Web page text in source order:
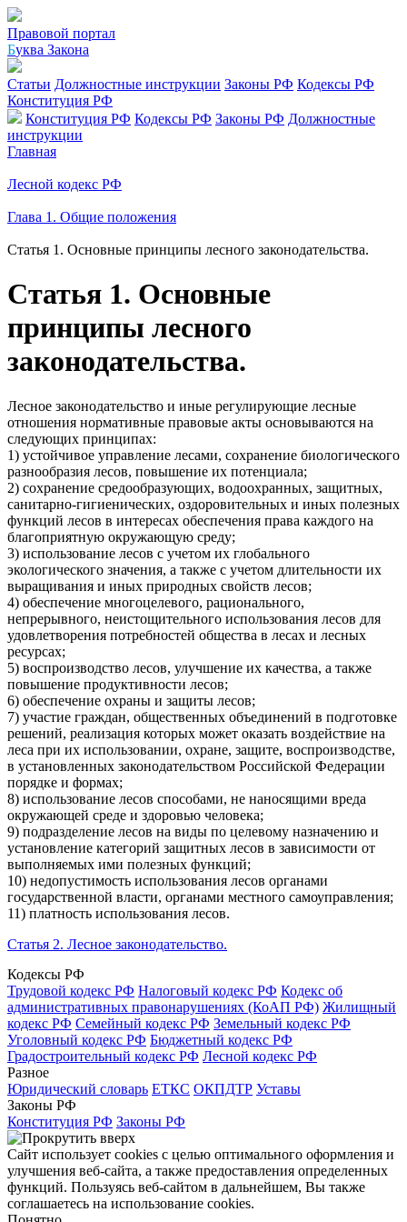
Правовой портал
Буква Закона
Статьи Должностные инструкции Законы РФ Кодексы РФ
Конституция РФ
Конституция РФ Кодексы РФ Законы РФ Должностные
инструкции
Главная
Лесной кодекс РФ
Глава 1. Общие положения
Статья 1. Основные принципы лесного законодательства.
Статья 1. Основные
принципы лесного
законодательства.
Лесное законодательство и иные регулирующие лесные
отношения нормативные правовые акты основываются на
следующих принципах:
1) устойчивое управление лесами, сохранение биологического
разнообразия лесов, повышение их потенциала;
2) сохранение средообразующих, водоохранных, защитных,
санитарно-гигиенических, оздоровительных и иных полезных
функций лесов в интересах обеспечения права каждого на
благоприятную окружающую среду;
3) использование лесов с учетом их глобального
экологического значения, а также с учетом длительности их
выращивания и иных природных свойств лесов;
4) обеспечение многоцелевого, рационального,
непрерывного, неистощительного использования лесов для
удовлетворения потребностей общества в лесах и лесных
ресурсах;
5) воспроизводство лесов, улучшение их качества, а также
повышение продуктивности лесов;
6) обеспечение охраны и защиты лесов;
7) участие граждан, общественных объединений в подготовке
решений, реализация которых может оказать воздействие на
леса при их использовании, охране, защите, воспроизводстве,
в установленных законодательством Российской Федерации
порядке и формах;
8) использование лесов способами, не наносящими вреда
окружающей среде и здоровью человека;
9) подразделение лесов на виды по целевому назначению и
установление категорий защитных лесов в зависимости от
выполняемых ими полезных функций;
10) недопустимость использования лесов органами
государственной власти, органами местного самоуправления;
11) платность использования лесов.
Статья 2. Лесное законодательство.
Кодексы РФ
Трудовой кодекс РФ Налоговый кодекс РФ Кодекс об
административных правонарушениях (КоАП РФ) Жилищный
кодекс РФ Семейный кодекс РФ Земельный кодекс РФ
Уголовный кодекс РФ Бюджетный кодекс РФ
Градостроительный кодекс РФ Лесной кодекс РФ
Разное
Юридический словарь ЕТКС ОКПДТР Уставы
Законы РФ
Конституция РФ Законы РФ
Сайт использует cookies с целью оптимального оформления и
улучшения веб-сайта, а также предоставления определенных
функций. Пользуясь веб-сайтом в дальнейшем, Вы также
соглашаетесь на использование cookies.